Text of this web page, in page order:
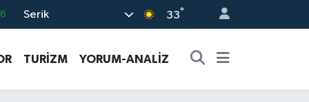
Serik 33°
TURİZM YORUM-ANALİZ